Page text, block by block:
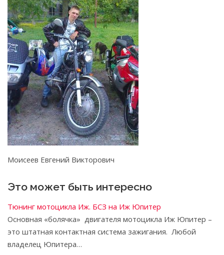
Моисеев Евгений Викторович
Это может быть интересно
Тюнинг мотоцикла Иж. БСЗ на Иж Юпитер
Основная «болячка» двигателя мотоцикла Иж Юпитер –
это штатная контактная система зажигания. Любой
владелец Юпитера…